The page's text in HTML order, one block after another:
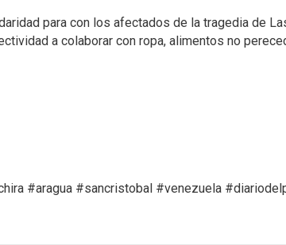
para con los afectados de la tragedia de
a colaborar con ropa, alimentos no
#aragua #sancristobal #venezuela